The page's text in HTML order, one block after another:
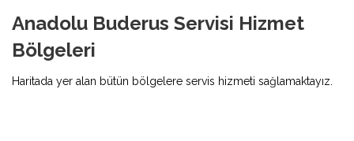
Anadolu Buderus Servisi Hizmet
Bölgeleri
Haritada yer alan bütün bölgelere servis hizmeti sağlamaktayız.